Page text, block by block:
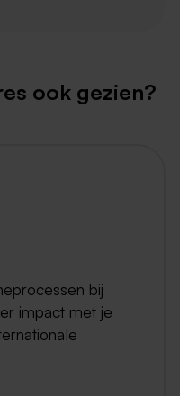
ook gezien?
bij
impact met je